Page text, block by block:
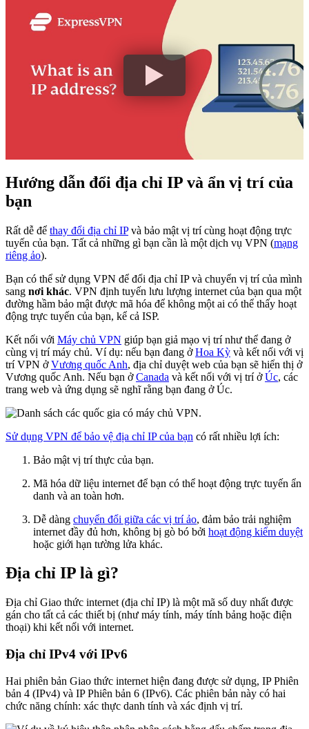
Hướng dẫn đổi địa chỉ IP và ẩn vị trí của
bạn
Rất dễ để thay đổi địa chỉ IPvà bảo mật vị trí cùng hoạt động trực
tuyến của bạn. Tất cả những gì bạn cần là một dịch vụ VPN (mạng
riêng ảo).
Bạn có thể sử dụng VPN để đổi địa chỉ IP và chuyển vị trí của mình
sang nơi khác. VPN định tuyến lưu lượng internet của bạn qua một
đường hầm bảo mật được mã hóa để không một ai có thể thấy hoạt
động trực tuyến của bạn, kể cả ISP.
Kết nối với Máy chủ VPN giúp bạn giả mạo vị trí như thể đang ở
cùng vị trí máy chủ. Ví dụ: nếu bạn đang ởHoa Kỳ và kết nối với vị
trí VPN ởVương quốc Anh, địa chỉ duyệt web của bạn sẽ hiển thị ở
Vương quốc Anh. Nếu bạn ởCanada và kết nối với vị trí ởÚc, các
trang web và ứng dụng sẽ nghĩ rằng bạn đang ở Úc.
Sử dụng VPN để bảo vệ địa chỉ IP của bạn có rất nhiều lợi ích:
Bảo mật vị trí thực của bạn.
Mã hóa dữ liệu internet để bạn có thể hoạt động trực tuyến ẩn
danh và an toàn hơn.
Dễ dàng chuyển đổi giữa các vị trí ảo, đảm bảo trải nghiệm
internet đầy đủ hơn, không bị gò bó bởi hoạt động kiểm duyệt
hoặc giới hạn tường lửa khác.
Địa chỉ IP là gì?
Địa chỉ Giao thức internet (địa chỉ IP) là một mã số duy nhất được
gán cho tất cả các thiết bị (như máy tính, máy tính bảng hoặc điện
thoại) khi kết nối với internet.
Địa chỉ IPv4 với IPv6
Hai phiên bản Giao thức internet hiện đang được sử dụng, IP Phiên
bản 4 (IPv4) và IP Phiên bản 6 (IPv6). Các phiên bản này có hai
chức năng chính: xác thực danh tính và xác định vị trí.